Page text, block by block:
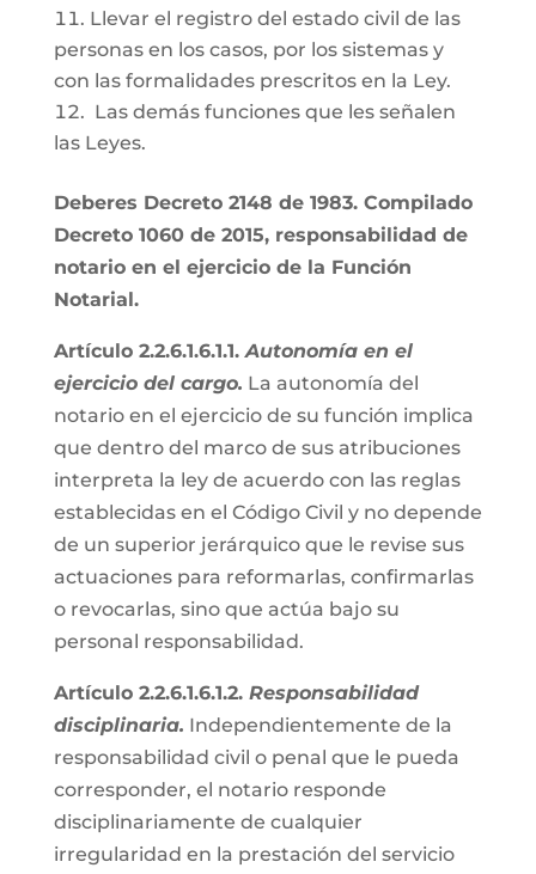
Llevar el registro del estado civil de las
personas en los casos, por los sistemas y
con las formalidades prescritos en la Ley.
Las demás funciones que les señalen
las Leyes.
Deberes Decreto 2148 de 1983. Compilado
Decreto 1060 de 2015, responsabilidad de
notario en el ejercicio de la Función
Notarial.
Artículo 2.2.6.1.6.1.1.Autonomía en el
ejercicio del cargo. La autonomía del
notario en el ejercicio de su función implica
que dentro del marco de sus atribuciones
interpreta la ley de acuerdo con las reglas
establecidas en el Código Civil y no depende
de un superior jerárquico que le revise sus
actuaciones para reformarlas, confirmarlas
o revocarlas, sino que actúa bajo su
personal responsabilidad.
Artículo 2.2.6.1.6.1.2.Responsabilidad
disciplinaria. Independientemente de la
responsabilidad civil o penal que le pueda
corresponder, el notario responde
disciplinariamente de cualquier
irregularidad en la prestación del servicio